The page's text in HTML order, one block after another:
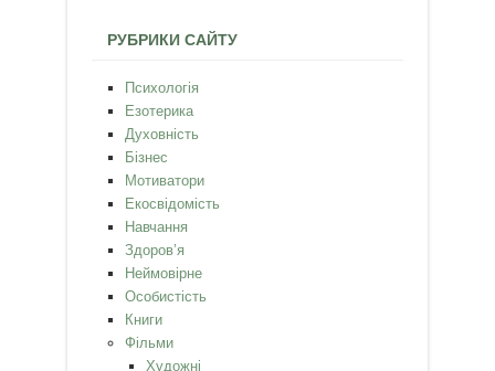
РУБРИКИ САЙТУ
Психологія
Езотерика
Духовність
Бізнес
Мотиватори
Екосвідомість
Навчання
Здоров’я
Неймовірне
Особистість
Книги
Фільми
Художні